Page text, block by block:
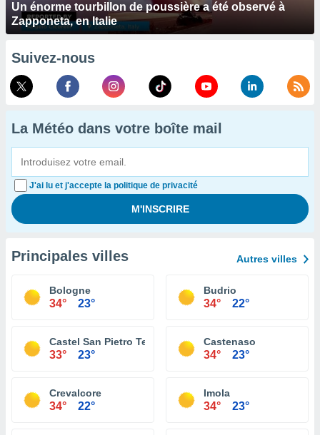
Un énorme tourbillon de poussière a été observé à
Zapponeta, en Italie
Suivez-nous
La Météo dans votre boîte mail
J'ai lu et j'accepte la politique de privacité
Principales villes Autres villes
Bologne
34° 23°
Budrio
34° 22°
Castel San Pietro Terme
33° 23°
Castenaso
34° 23°
Crevalcore
34° 22°
Imola
34° 23°